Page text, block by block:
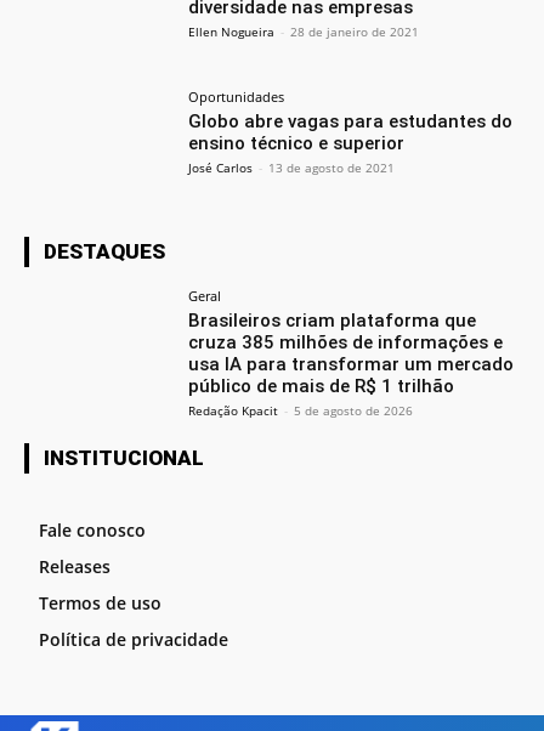
diversidade nas empresas
Ellen Nogueira - 28 de janeiro de 2021
Oportunidades
Globo abre vagas para estudantes do
ensino técnico e superior
José Carlos - 13 de agosto de 2021
DESTAQUES
Geral
Brasileiros criam plataforma que
cruza 385 milhões de informações e
usa IA para transformar um mercado
público de mais de R$ 1 trilhão
Redação Kpacit - 5 de agosto de 2026
INSTITUCIONAL
Fale conosco
Releases
Termos de uso
Política de privacidade